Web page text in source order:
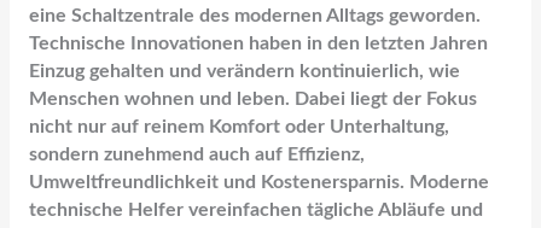
eine Schaltzentrale des modernen Alltags geworden.
Technische Innovationen haben in den letzten Jahren
Einzug gehalten und verändern kontinuierlich, wie
Menschen wohnen und leben. Dabei liegt der Fokus
nicht nur auf reinem Komfort oder Unterhaltung,
sondern zunehmend auch auf Effizienz,
Umweltfreundlichkeit und Kostenersparnis. Moderne
technische Helfer vereinfachen tägliche Abläufe und